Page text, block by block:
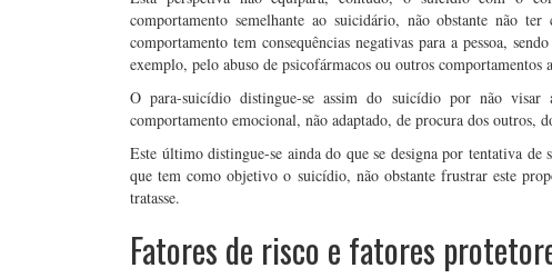
comportamento semelhante ao suicidário, não obstante não
comportamento tem consequências negativas para a pessoa,
exemplo, pelo abuso de psicofármacos ou outros comportamentos
O para-suicídio distingue-se assim do suicídio por não
comportamento emocional, não adaptado, de procura dos outros,
Este último distingue-se ainda do que se designa por tentativa
que tem como objetivo o suicídio, não obstante frustrar este
tratasse.
Fatores de risco e fatores